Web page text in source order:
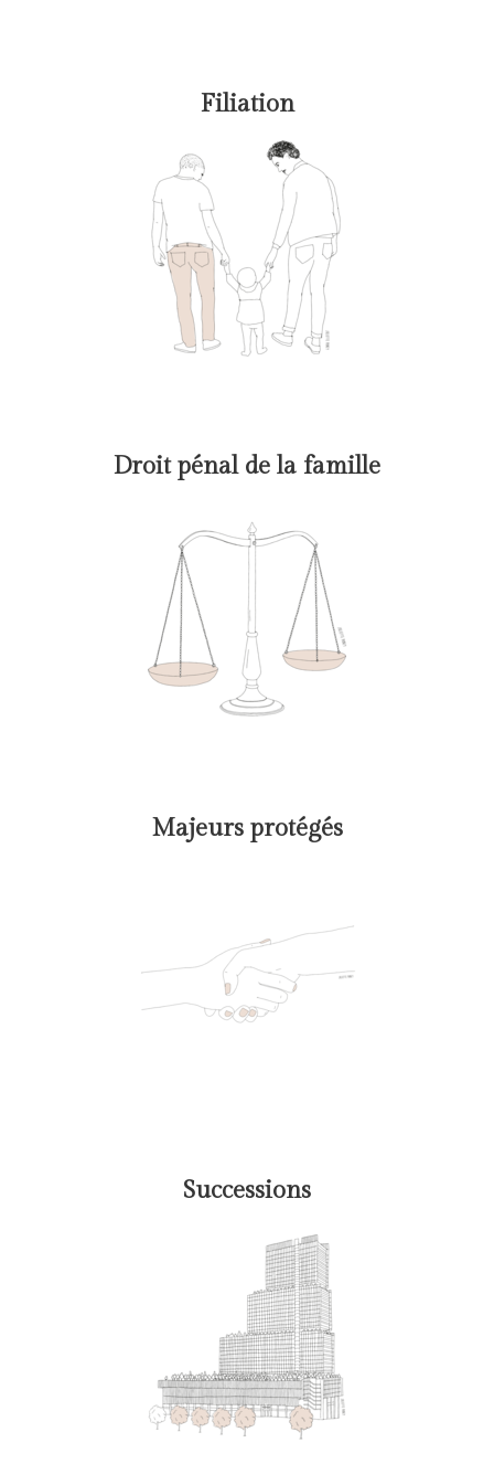
Filiation
Droit pénal de la famille
Majeurs protégés
Successions